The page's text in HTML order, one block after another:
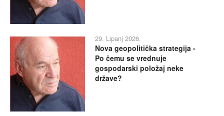
29. Lipanj 2026.
Nova geopolitička strategija -
Po čemu se vrednuje
gospodarski položaj neke
države?